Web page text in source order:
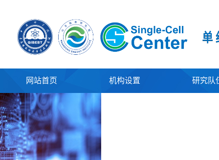
网站首页 机构设置 研究队